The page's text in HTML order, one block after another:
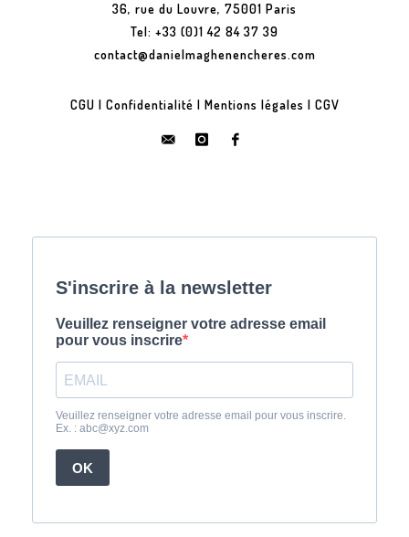
36, rue du Louvre, 75001 Paris
Tel: +33 (0)1 42 84 37 39
contact@danielmaghenencheres.com
CGU | Confidentialité | Mentions légales | CGV